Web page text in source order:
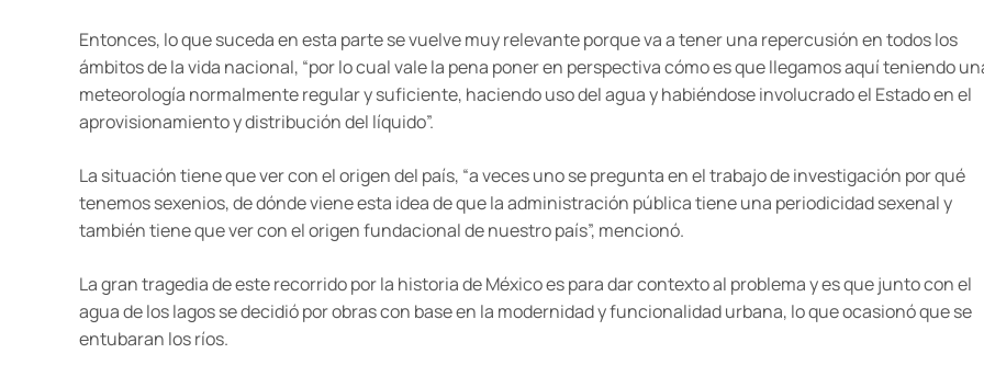
Entonces, lo que suceda en esta parte se vuelve muy relevante porque va a tener una repercusión en todos los
ámbitos de la vida nacional, “por lo cual vale la pena poner en perspectiva cómo es que llegamos aquí teniendo
meteorología normalmente regular y suficiente, haciendo uso del agua y habiéndose involucrado el Estado en el
aprovisionamiento y distribución del líquido”.
La situación tiene que ver con el origen del país, “a veces uno se pregunta en el trabajo de investigación por qué
tenemos sexenios, de dónde viene esta idea de que la administración pública tiene una periodicidad sexenal y
también tiene que ver con el origen fundacional de nuestro país”, mencionó.
La gran tragedia de este recorrido por la historia de México es para dar contexto al problema y es que junto con el
agua de los lagos se decidió por obras con base en la modernidad y funcionalidad urbana, lo que ocasionó que se
entubaran los ríos.